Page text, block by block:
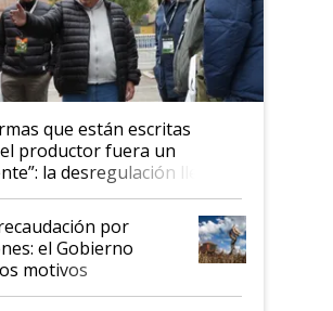
que están escritas
productor fuera un
la desregulación llegó
Aapresid y hasta se
financiamiento al IPCVA
por
el Gobierno
motivos